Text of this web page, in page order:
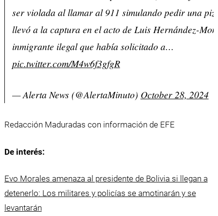
ser violada al llamar al 911 simulando pedir una
llevó a la captura en el acto de Luis Hernández-
inmigrante ilegal que había solicitado a…
pic.twitter.com/M4w6f3gfgR
— Alerta News (@AlertaMinuto) October 28, 2024
Redacción Maduradas con información de EFE
De interés:
Evo Morales amenaza al presidente de Bolivia si llegan a
detenerlo: Los militares y policías se amotinarán y se
levantarán